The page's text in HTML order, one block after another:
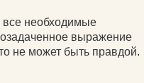
все необходимые
озадаченное выражение
не может быть правдой.